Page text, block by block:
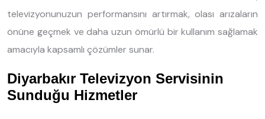
televizyonunuzun performansını artırmak, olası arızaların
önüne geçmek ve daha uzun ömürlü bir kullanım sağlamak
amacıyla kapsamlı çözümler sunar.
Diyarbakır Televizyon Servisinin
Sunduğu Hizmetler